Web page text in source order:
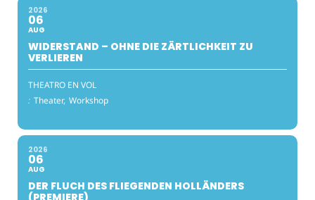
2026
06
AUG
WIDERSTAND – OHNE DIE ZÄRTLICHKEIT ZU
VERLIEREN
THEATRO EN VOL
: Theater, Workshop
2026
06
AUG
DER FLUCH DES FLIEGENDEN HOLLÄNDERS
(PREMIERE)